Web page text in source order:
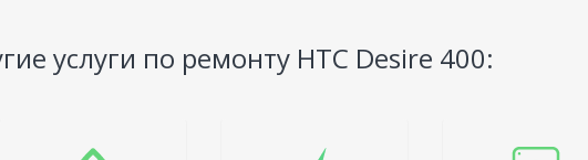
услуги по ремонту HTC Desire 400: